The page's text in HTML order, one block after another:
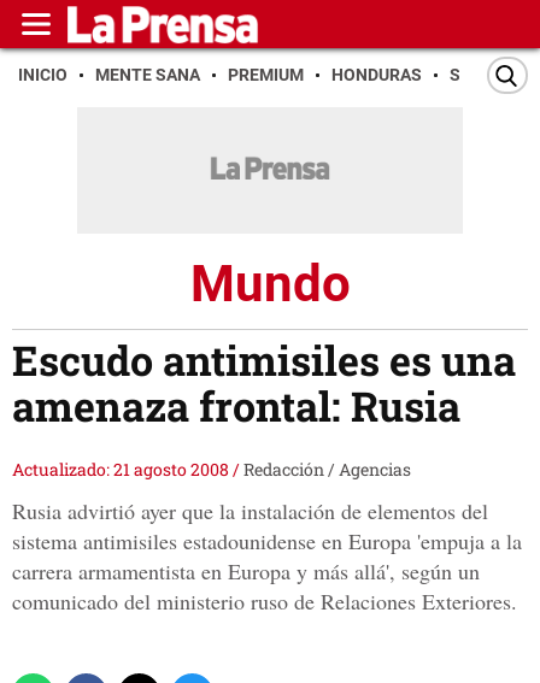
INICIO MENTE SANA PREMIUM HONDURAS SAN PEDRO
Mundo
Escudo antimisiles es una
amenaza frontal: Rusia
Actualizado: 21 agosto 2008 /Redacción / Agencias
Rusia advirtió ayer que la instalación de elementos del
sistema antimisiles estadounidense en Europa 'empuja a la
carrera armamentista en Europa y más allá', según un
comunicado del ministerio ruso de Relaciones Exteriores.